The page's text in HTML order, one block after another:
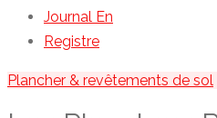
Journal En
Registre
Plancher & revêtements de sol